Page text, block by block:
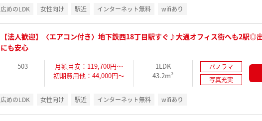
広めのLDK 女性向け 駅近 インターネット無料 wifiあり
【法人歓迎】〈エアコン付き〉地下鉄西18丁目駅すぐ♪大通オフィス街へも2駅◎
にも安心
503
月額目安：119,700円～
初期費用他：44,000円～
1LDK
43.2m²
パノラマ
写真充実
広めのLDK 女性向け 駅近 インターネット無料 wifiあり